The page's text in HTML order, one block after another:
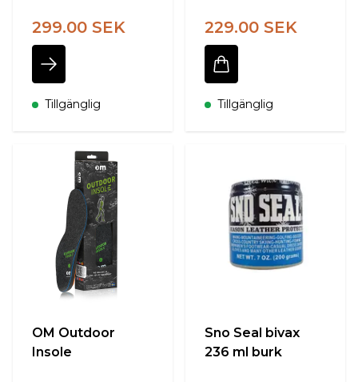
299.00 SEK
Tillgänglig
229.00 SEK
Tillgänglig
OM Outdoor
Insole
Sno Seal bivax
236 ml burk